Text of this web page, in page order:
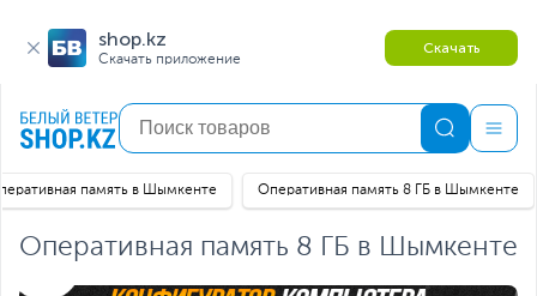
shop.kz
Скачать приложение
Скачать
память в Шымкенте Оперативная память 8 ГБ в Шымкенте
Оперативная память 8 ГБ в Шымкенте